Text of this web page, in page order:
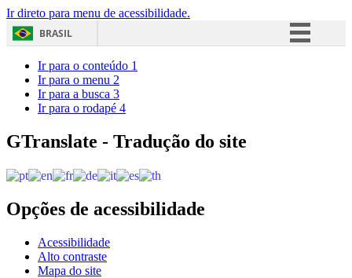
Ir direto para menu de acessibilidade.
BRASIL
Acesso à informação
Ir para o conteúdo 1
Ir para o menu 2
Ir para a busca 3
Ir para o rodapé 4
GTranslate - Tradução do site
Opções de acessibilidade
Acessibilidade
Alto contraste
Mapa do site